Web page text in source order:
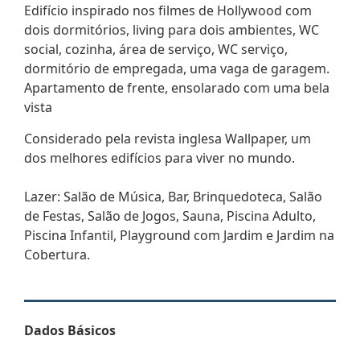
Edifício inspirado nos filmes de Hollywood com
dois dormitórios, living para dois ambientes, WC
social, cozinha, área de serviço, WC serviço,
dormitório de empregada, uma vaga de garagem.
Apartamento de frente, ensolarado com uma bela
vista
Considerado pela revista inglesa Wallpaper, um
dos melhores edifícios para viver no mundo.
Lazer: Salão de Música, Bar, Brinquedoteca, Salão
de Festas, Salão de Jogos, Sauna, Piscina Adulto,
Piscina Infantil, Playground com Jardim e Jardim na
Cobertura.
Dados Básicos